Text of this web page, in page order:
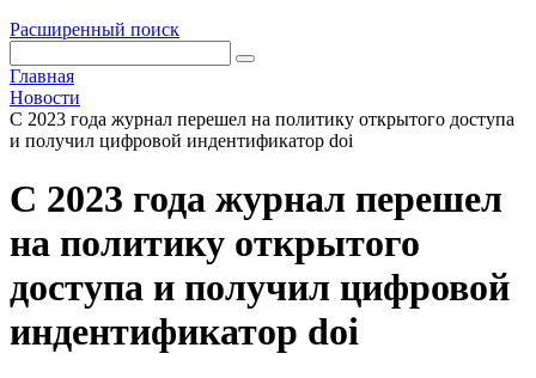
Расширенный поиск
Главная
Новости
С 2023 года журнал перешел на политику открытого доступа
и получил цифровой индентификатор doi
С 2023 года журнал перешел
на политику открытого
доступа и получил цифровой
индентификатор doi